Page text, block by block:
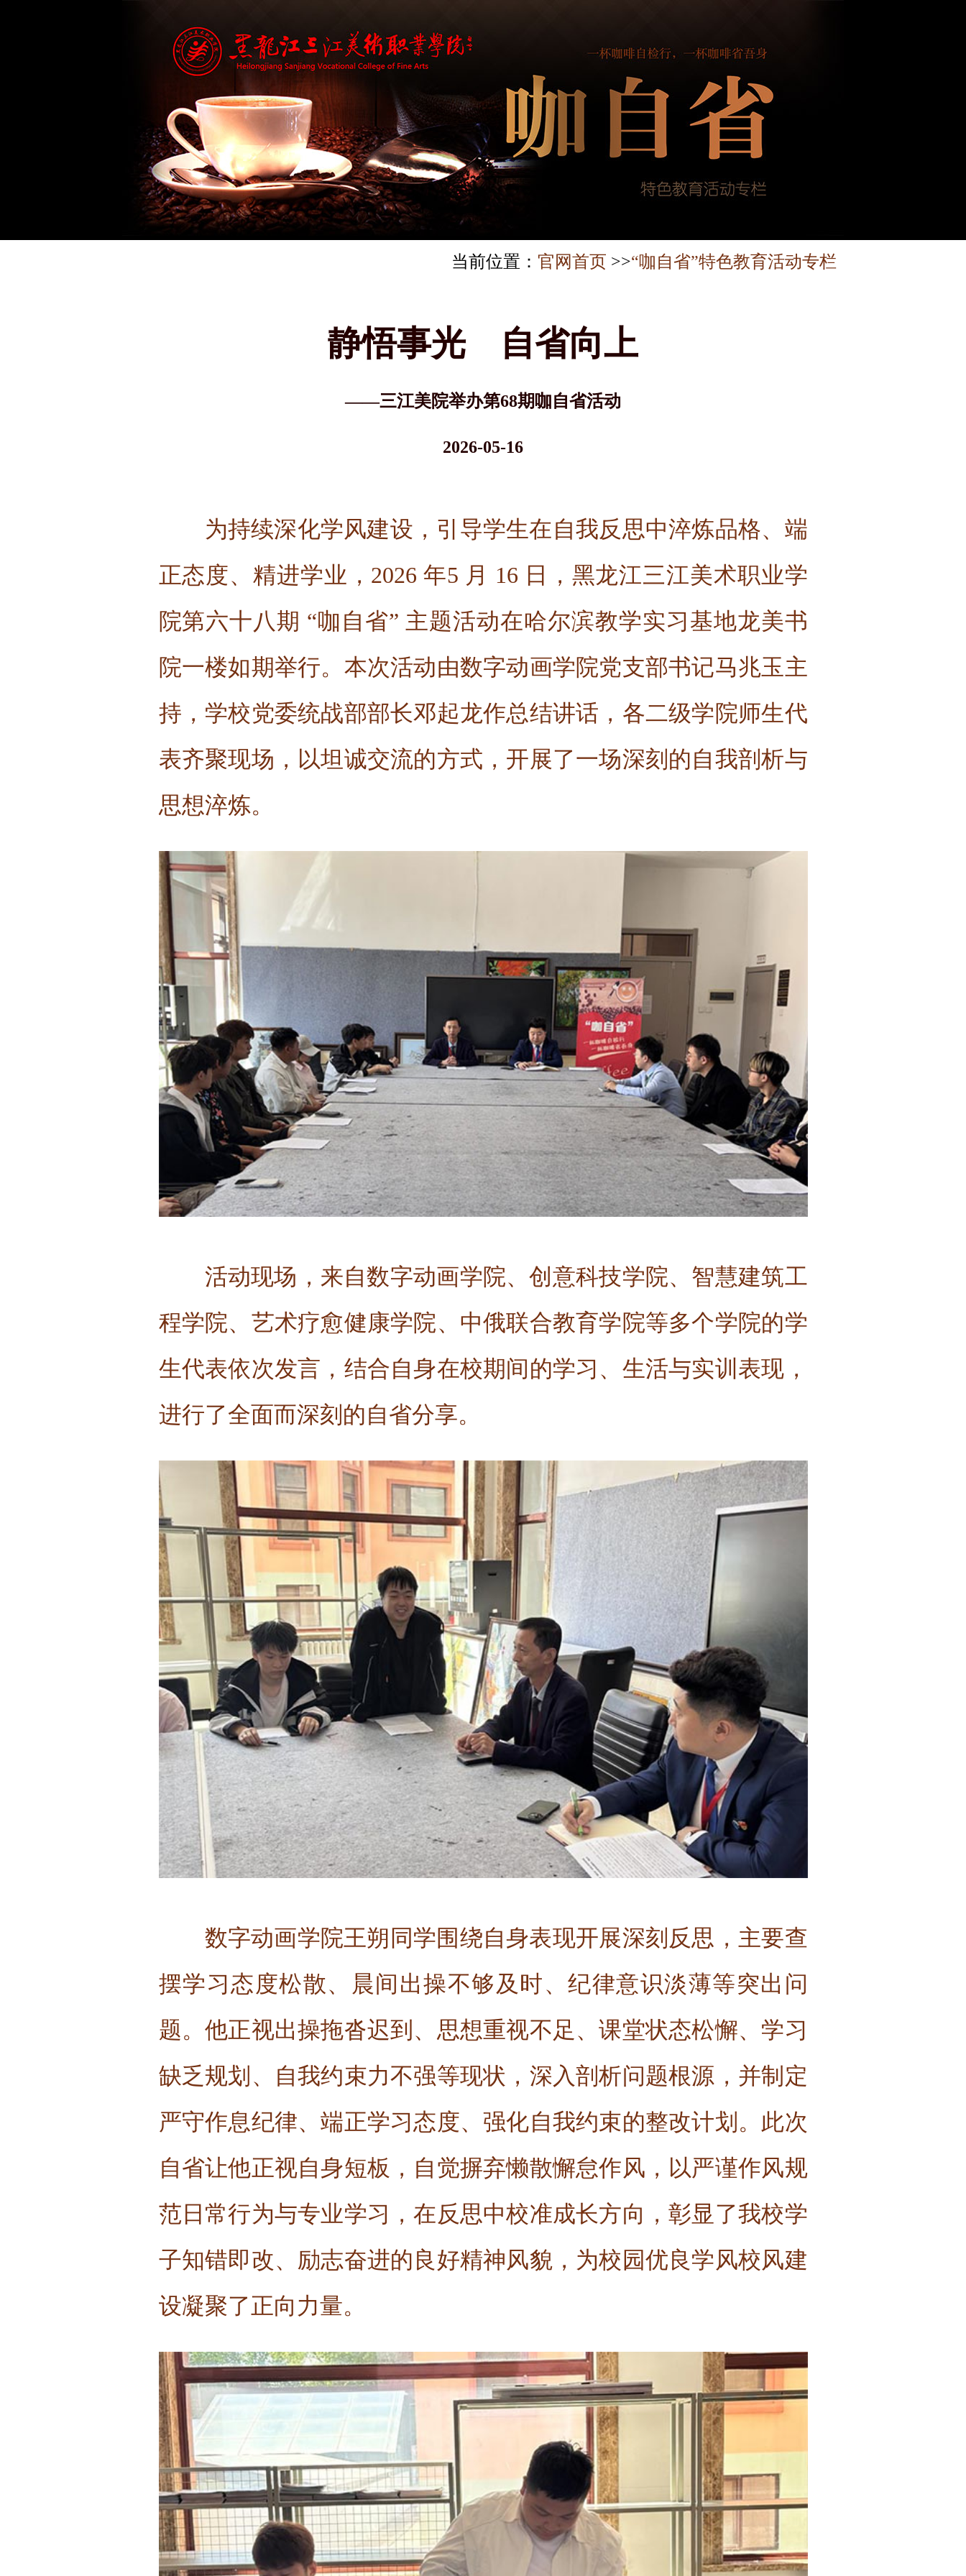
当前位置： 官网首页 >>“咖自省”特色教育活动专栏
静悟事光 自省向上
——三江美院举办第68期咖自省活动
2026-05-16
为持续深化学风建设，引导学生在自我反思中淬炼品格、端
正态度、精进学业，2026 年5 月 16 日，黑龙江三江美术职业学
院第六十八期 “咖自省” 主题活动在哈尔滨教学实习基地龙美书
院一楼如期举行。本次活动由数字动画学院党支部书记马兆玉主
持，学校党委统战部部长邓起龙作总结讲话，各二级学院师生代
表齐聚现场，以坦诚交流的方式，开展了一场深刻的自我剖析与
思想淬炼。
活动现场，来自数字动画学院、创意科技学院、智慧建筑工
程学院、艺术疗愈健康学院、中俄联合教育学院等多个学院的学
生代表依次发言，结合自身在校期间的学习、生活与实训表现，
进行了全面而深刻的自省分享。
数字动画学院王朔同学围绕自身表现开展深刻反思，主要查
摆学习态度松散、晨间出操不够及时、纪律意识淡薄等突出问
题。他正视出操拖沓迟到、思想重视不足、课堂状态松懈、学习
缺乏规划、自我约束力不强等现状，深入剖析问题根源，并制定
严守作息纪律、端正学习态度、强化自我约束的整改计划。此次
自省让他正视自身短板，自觉摒弃懒散懈怠作风，以严谨作风规
范日常行为与专业学习，在反思中校准成长方向，彰显了我校学
子知错即改、励志奋进的良好精神风貌，为校园优良学风校风建
设凝聚了正向力量。